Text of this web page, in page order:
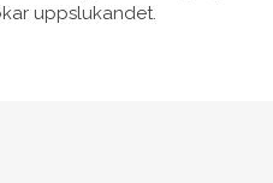
uppslukandet.